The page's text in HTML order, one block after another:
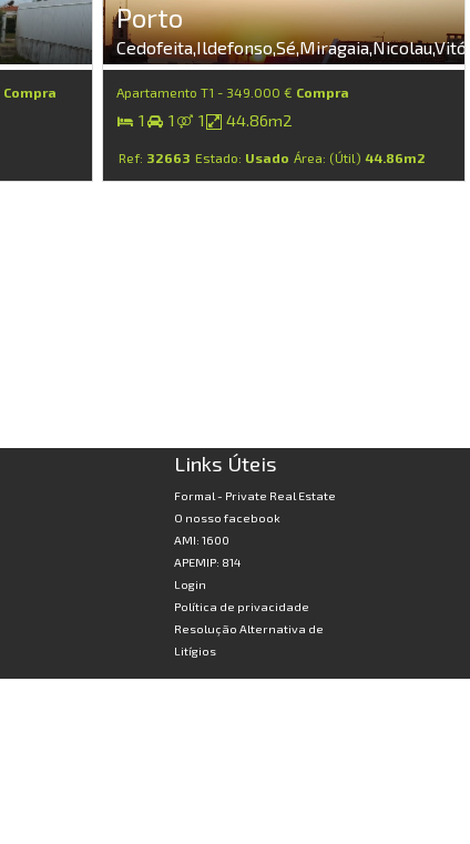
Compra
Porto
Apartamento T1 - 349.000 € Compra
1 1 1 44.86m2
Ref: 32663 Estado: Usado Área: (Útil) 44.86m2
Links Úteis
Formal - Private Real Estate
O nosso facebook
AMI: 1600
APEMIP: 814
Login
Política de privacidade
Resolução Alternativa de
Litígios